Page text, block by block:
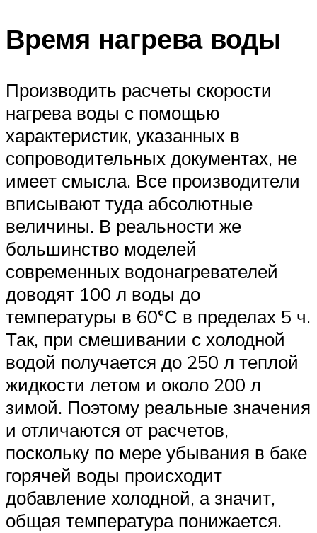
Время нагрева воды
Производить расчеты скорости
нагрева воды с помощью
характеристик, указанных в
сопроводительных документах, не
имеет смысла. Все производители
вписывают туда абсолютные
величины. В реальности же
большинство моделей
современных водонагревателей
доводят 100 л воды до
температуры в 60°С в пределах 5 ч.
Так, при смешивании с холодной
водой получается до 250 л теплой
жидкости летом и около 200 л
зимой. Поэтому реальные значения
и отличаются от расчетов,
поскольку по мере убывания в баке
горячей воды происходит
добавление холодной, а значит,
общая температура понижается.